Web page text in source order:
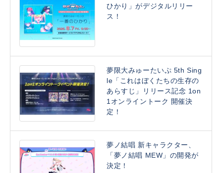
ひかり」がデジタルリリー
ス！
夢限大みゅーたいぷ 5th Sing
le「これはぼくたちの生存の
あらすじ」リリース記念 1on
1オンライントーク 開催決
定！
夢ノ結唱 新キャラクター、
「夢ノ結唱 MEW」の開発が
決定！